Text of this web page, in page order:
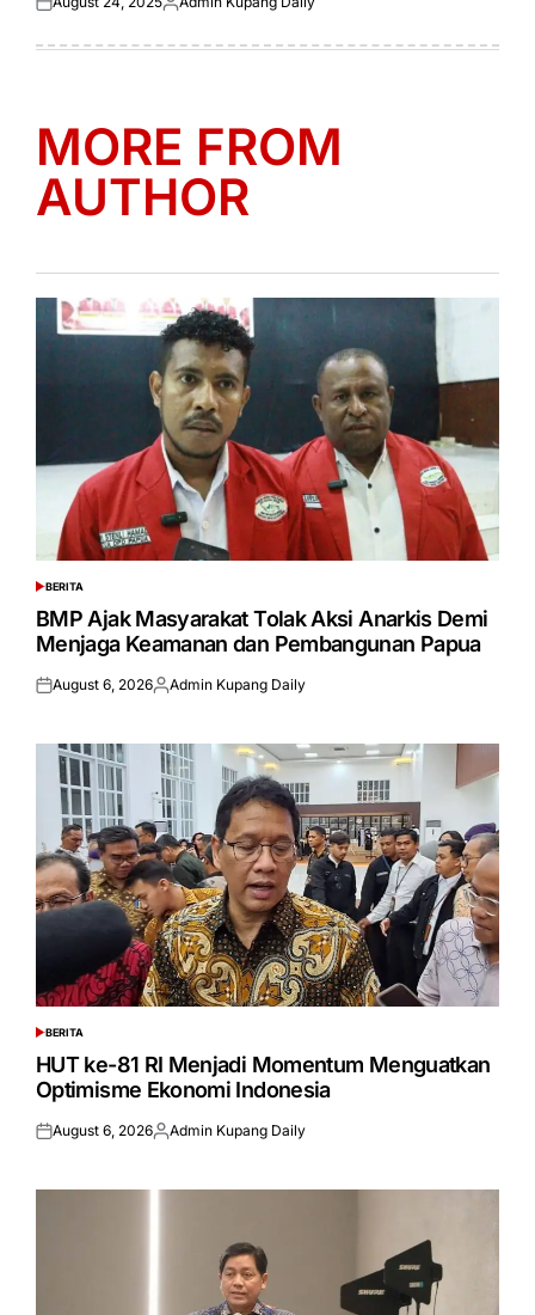
Posted
Posted
MORE FROM
AUTHOR
POSTED
IN
BERITA
BMP Ajak Masyarakat Tolak Aksi Anarkis Demi
Menjaga Keamanan dan Pembangunan Papua
Posted
August 6, 2026Posted
Admin Kupang Daily
POSTED
IN
BERITA
HUT ke-81 RI Menjadi Momentum Menguatkan
Optimisme Ekonomi Indonesia
Posted
August 6, 2026Posted
Admin Kupang Daily